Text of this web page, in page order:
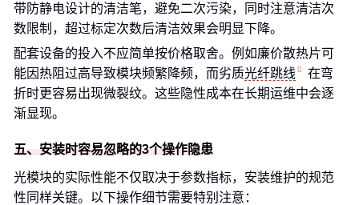
带防静电设计的清洁笔，避免二次污染，同时注意清洁次
数限制，超过标定次数后清洁效果会明显下降。
配套设备的投入不应简单按价格取舍。例如廉价散热片可
能因热阻过高导致模块频繁降频，而劣质光纤跳线
在弯
折时更容易出现微裂纹。这些隐性成本在长期运维中会逐
渐显现。
五、安装时容易忽略的3个操作隐患
光模块的实际性能不仅取决于参数指标，安装维护的规范
性同样关键。以下操作细节需要特别注意：